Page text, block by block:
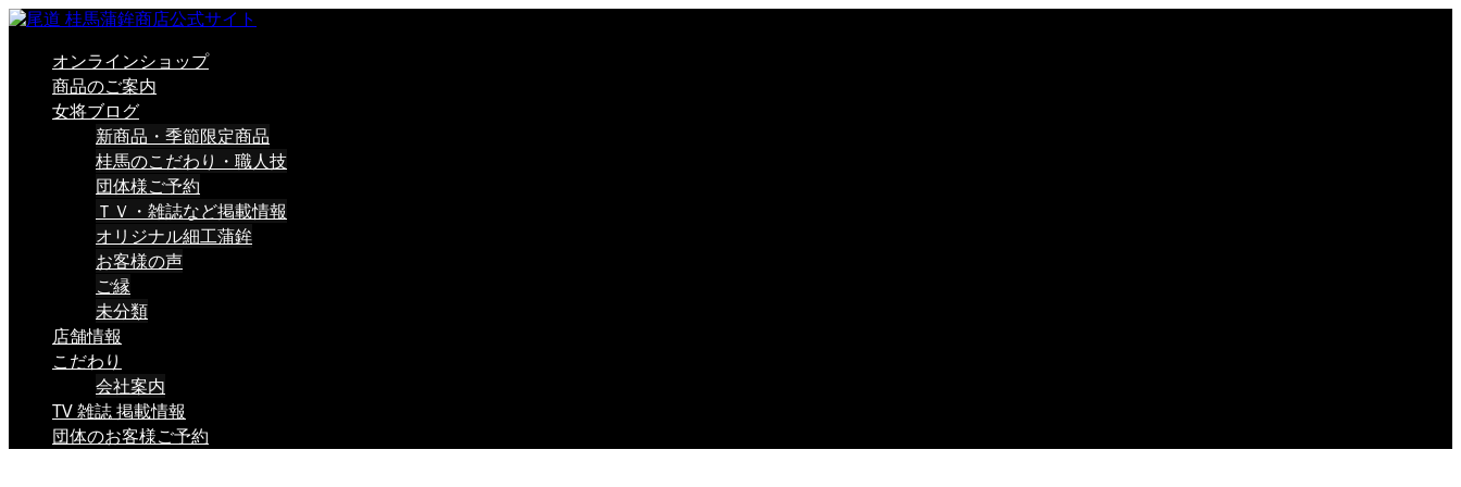
オンラインショップ
商品のご案内
女将ブログ
新商品・季節限定商品
桂馬のこだわり・職人技
団体様ご予約
ＴＶ・雑誌など掲載情報
オリジナル細工蒲鉾
お客様の声
ご縁
未分類
店舗情報
こだわり
会社案内
TV 雑誌 掲載情報
団体のお客様ご予約